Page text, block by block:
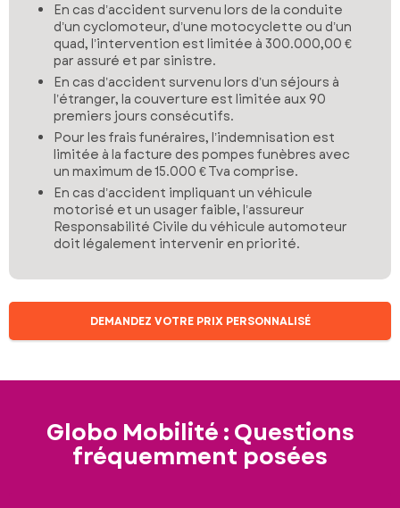
En cas d’accident survenu lors de la conduite
d’un cyclomoteur, d’une motocyclette ou d’un
quad, l’intervention est limitée à 300.000,00 €
par assuré et par sinistre.
En cas d’accident survenu lors d’un séjours à
l’étranger, la couverture est limitée aux 90
premiers jours consécutifs.
Pour les frais funéraires, l’indemnisation est
limitée à la facture des pompes funèbres avec
un maximum de 15.000 € Tva comprise.
En cas d’accident impliquant un véhicule
motorisé et un usager faible, l’assureur
Responsabilité Civile du véhicule automoteur
doit légalement intervenir en priorité.
DEMANDEZ VOTRE PRIX PERSONNALISÉ
Globo Mobilité : Questions
fréquemment posées